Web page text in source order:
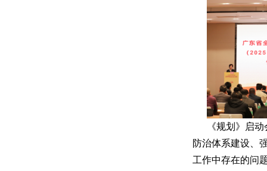
《规划》启
防治体系建设、
工作中存在的问